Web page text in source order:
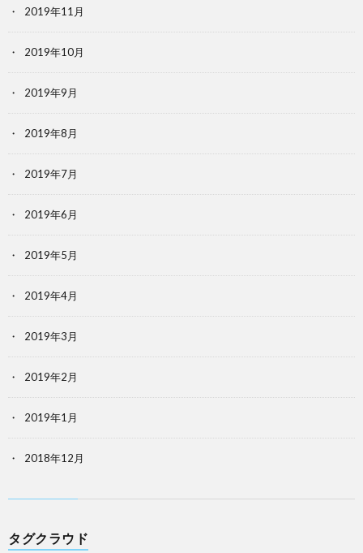
2019年11月
2019年10月
2019年9月
2019年8月
2019年7月
2019年6月
2019年5月
2019年4月
2019年3月
2019年2月
2019年1月
2018年12月
タグクラウド